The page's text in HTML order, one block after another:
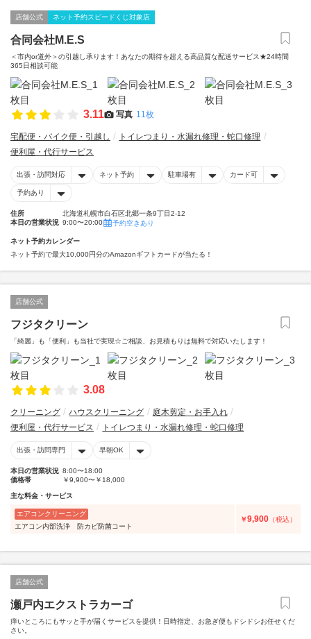
店舗公式 ネット予約スピードくじ対象店
合同会社M.E.S
＜市内or道外＞の引越し承ります！あなたの期待を超える高品質な配送サービス★24時間
365日相談可能
3.11 写真 11枚
宅配便・バイク便・引越し
トイレつまり・水漏れ修理・蛇口修理
便利屋・代行サービス
出張・訪問対応 ネット予約 駐車場有 カード可
予約あり
住所
北海道札幌市白石区北郷一条9丁目2-12
本日の営業状況 9:00〜20:00 予約空きあり
ネット予約カレンダー
ネット予約で最大10,000円分のAmazonギフトカードが当たる！
店舗公式
フジタクリーン
「綺麗」も「便利」も当社で実現☆ご相談、お見積もりは無料で対応いたします！
3.08
クリーニング ハウスクリーニング
庭木剪定・お手入れ
便利屋・代行サービス
トイレつまり・水漏れ修理・蛇口修理
出張・訪問専門 早朝OK
本日の営業状況 8:00〜18:00
価格帯
￥9,900〜￥18,000
主な料金・サービス
エアコンクリーニング
エアコン内部洗浄 防カビ防菌コート
￥9,900 （税込）
店舗公式
瀬戸内エクストラカーゴ
痒いところにもサッと手が届くサービスを提供！日時指定、お急ぎ便もドシドシお任せくだ
さい。